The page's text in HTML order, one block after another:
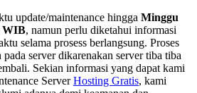
update/maintenance hingga Minggu
WIB, namun perlu diketahui informasi
selama prosess berlangsung. Proses
server dikarenakan server tiba tiba
Sekian informasi yang dapat kami
ServerHosting Gratis, kami